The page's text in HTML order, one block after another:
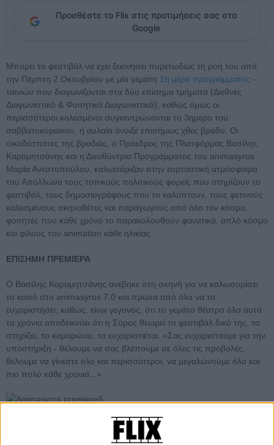
Προσθέστε το Flix στις προτιμήσεις σας στο
Google
Mπορεί το φεστιβάλ να έχει ξεκινήσει πυρετωδώς τη ροή του από
την Πέμπτη 2 Οκτωβρίου με μία γεμάτη 1η μέρα προγράμματος -
ταινιών που διαγωνίζονται στα δύο επίσημα τμήματα (Διεθνές
Διαγωνιστικό & Φοιτητικό Διαγωνιστικό), καθώς όμως οι
περισσότεροι καλεσμένοι συγκεντρώνονται το 3ημερο του
σαββατοκύριακου, η αυλαία άνοιξε επισήμως χθες βράδυ. Οι
οικοδεσπότες της βραδιάς, ο Πρόεδρος της Πλατφόρμας Βασίλης
Καραμητσάνης και η Διευθύντρια Προγράμματος του animasyros
Μαρία Ανεστοπούλου, καλωσόριζαν στην εορταστική ατμόσφαιρα
του Απόλλωνα τους τοπικούς πολιτικούς φορείς που στηρίζουν το
φεστιβάλ, τους δημοσιογράφους που το καλύπτουν, τους φετινούς
καλεσμένους σκηνοθέτες και παραγωγούς από όλο τον κόσμο,
φοιτητές που κάθε χρόνο το παρακολουθούν φανατικά, απλό κόσμο
και φίλους του animation κάθε ηλικίας.
ΕΠΙΣΗΜΗ ΠΡΕΜΙΕΡΑ
Ο Βασίλης Καραμητσάνης ανέβηκε στη σκηνή για να καλωσορίσει
το κοινό στο animasyros 7.0 και πρώτα από όλα να το
ευχαριστήσει, καθώς, είναι γεγονός, ότι το γεμάτο θέατρο όλα αυτά
τα χρόνια αποδεικνύει ότι η Σύρος θεωρεί το φεστιβάλ δικό της, το
στηρίζει, το καμαρώνει, το ευχαριστιέται. «Σας ευχαριστούμε για την
υποστήριξη - θέλουμε να σας βλέπουμε σε όλες τις προβολές,
θέλουμε να γίνεστε όλο και περισσότεροι, να μεγαλώνουμε όλο και
πιο πολύ κάθε χρονιά...»
Στη συνέχεια ο Πρόεδρος του animasyros, ανέβασε στη σκηνή
μερικούς από τους τοπικούς παράγοντες και θεσμικούς